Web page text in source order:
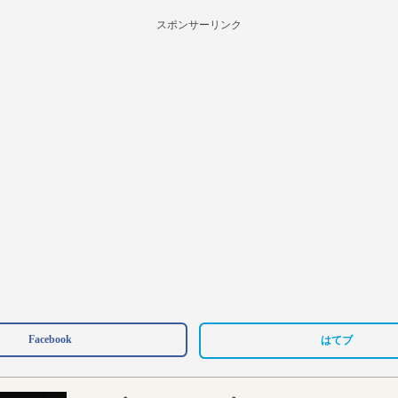
スポンサーリンク
Facebook はてブ